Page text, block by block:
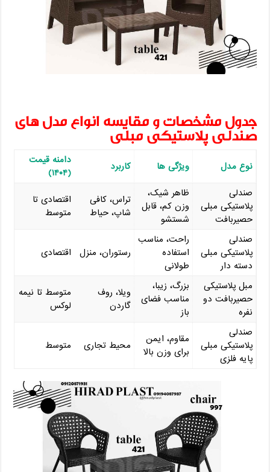
جدول مشخصات و مقایسه انواع مدل ‌های
صندلی پلاستیکی مبلی
نوع مدل ویژگی ‌ها کاربرد
دامنه قیمت
(۱۴۰۴)
صندلی
پلاستیکی مبلی
حصیربافت
ظاهر شیک،
وزن کم، قابل
شستشو
تراس، کافی‌
شاپ، حیاط
اقتصادی تا
متوسط
صندلی
پلاستیکی مبلی
دسته‌ دار
راحت، مناسب
استفاده
طولانی
رستوران، منزل اقتصادی
مبل پلاستیکی
حصیربافت دو
‌نفره
بزرگ، زیبا،
مناسب فضای
باز
ویلا، روف‌
گاردن
متوسط تا نیمه
‌لوکس
صندلی
پلاستیکی مبلی
پایه فلزی
مقاوم، ایمن
برای وزن بالا
محیط تجاری متوسط